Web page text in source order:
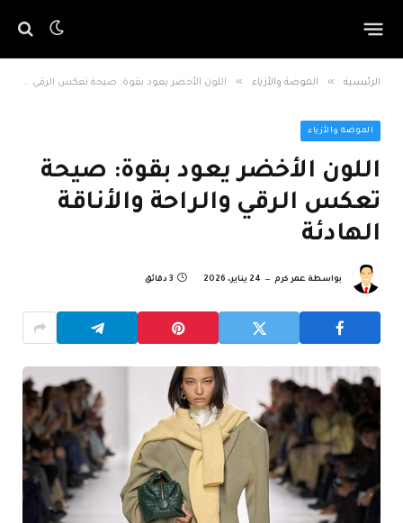
الرئيسية » الموضة والأزياء » اللون الأخضر يعود بقوة: صيحة تعكس الرقي والراحة والأناقة الهادئة
الموضة والأزياء
اللون الأخضر يعود بقوة: صيحة
تعكس الرقي والراحة والأناقة
الهادئة
بواسطة عمر كرم 24 يناير، 2026 3 دقائق